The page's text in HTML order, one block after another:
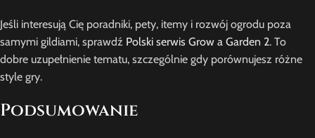
Jeśli interesują Cię poradniki, pety, itemy i rozwój ogrodu poza
samymi gildiami, sprawdź Polski serwis Grow a Garden 2. To
dobre uzupełnienie tematu, szczególnie gdy porównujesz różne
style gry.
Podsumowanie